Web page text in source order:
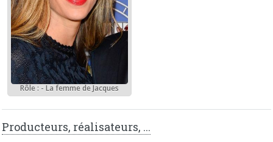
Rôle : - La femme de Jacques
Producteurs, réalisateurs, ...